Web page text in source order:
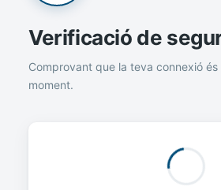
Verificació de
Comprovant que la teva connexió és
moment.